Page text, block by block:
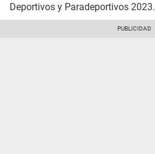
Deportivos y Paradeportivos 2023.